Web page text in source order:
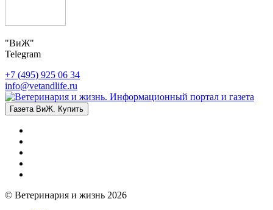
"ВиЖ"
Telegram
+7 (495) 925 06 34
info@vetandlife.ru
Газета ВиЖ. Купить
© Ветеринария и жизнь 2026